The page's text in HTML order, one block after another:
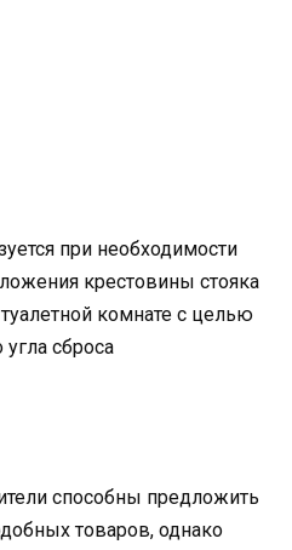
при необходимости
крестовины стояка
комнате с целью
сброса
способны предложить
товаров, однако